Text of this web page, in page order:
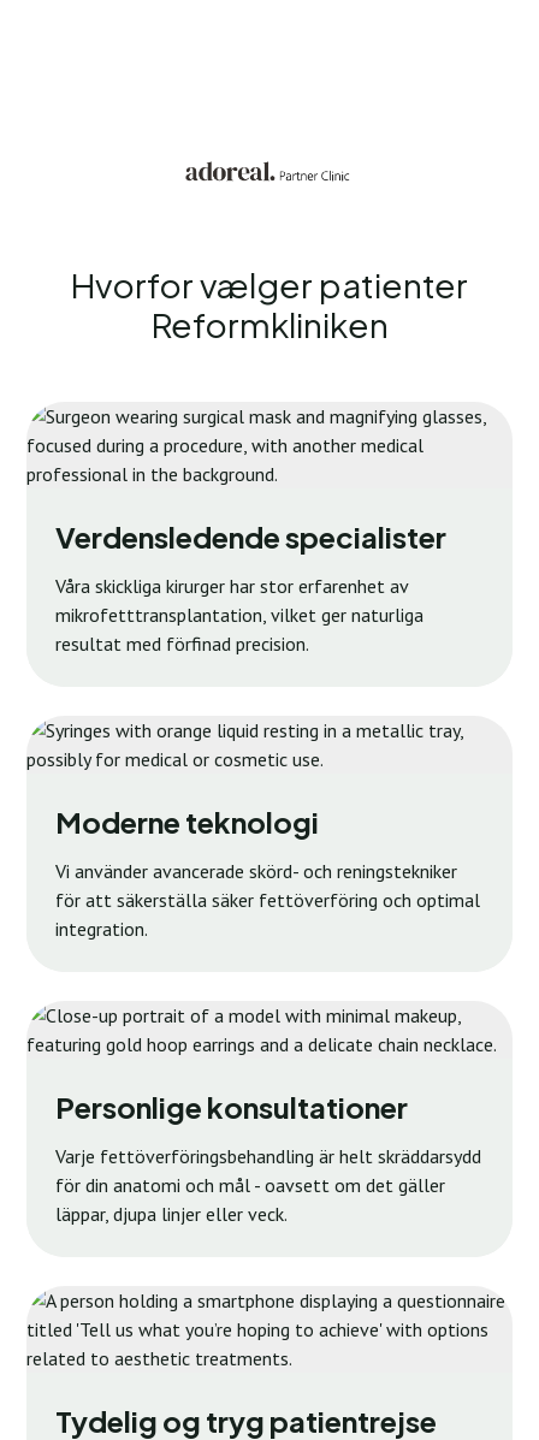
Hvorfor vælger patienter
Reformkliniken
Verdensledende specialister
Våra skickliga kirurger har stor erfarenhet av
mikrofetttransplantation, vilket ger naturliga
resultat med förfinad precision.
Moderne teknologi
Vi använder avancerade skörd- och reningstekniker
för att säkerställa säker fettöverföring och optimal
integration.
Personlige konsultationer
Varje fettöverföringsbehandling är helt skräddarsydd
för din anatomi och mål - oavsett om det gäller
läppar, djupa linjer eller veck.
Tydelig og tryg patientrejse